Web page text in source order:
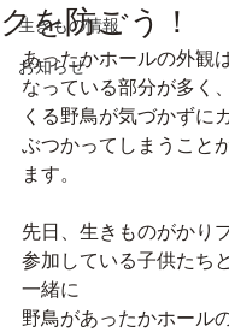
生きもの情報
お知らせ
クを防ごう！
あったかホールの外観
なっている部分が多く
くる野鳥が気づかずに
ぶつかってしまうこと
ます。
先日、生きものがかり
参加している子供たち
一緒に
野鳥があったかホール